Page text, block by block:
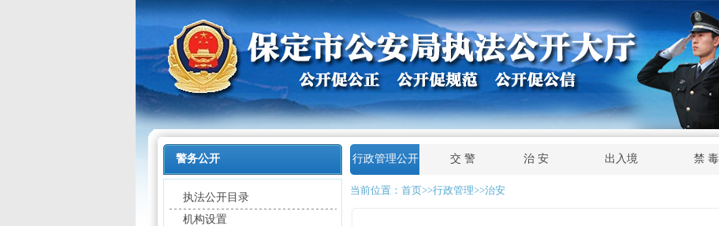
警务公开
执法公开目录
机构设置
行政管理公开 交 警 治 安 出入境 禁 毒
当前位置： 首页>>行政管理>>治安